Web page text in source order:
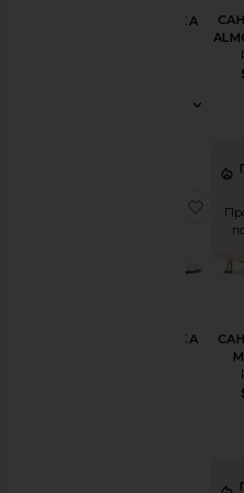
ТАНКЕТКА
ТАНКЕТКА